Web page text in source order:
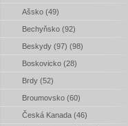
Ašsko (49)
Bechyňsko (92)
Beskydy (97) (98)
Boskovicko (28)
Brdy (52)
Broumovsko (60)
Česká Kanada (46)